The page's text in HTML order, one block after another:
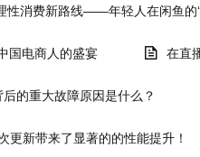
性消费新路线——年轻人在闲鱼的
国电商人的盛宴 在直
的重大故障原因是什么？
更新带来了显著的的性能提升！